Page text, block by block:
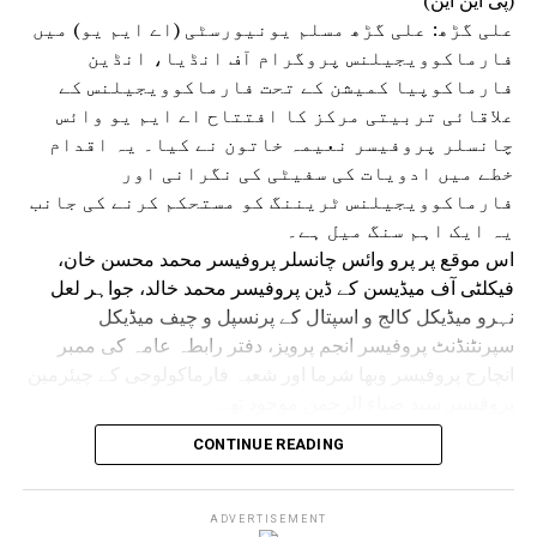
نظام کو بدعنوانی سے پاک کرے اور نوجوان نسل کو محنت،
دیانت اور کردار کے راستے پر چلنے کی توفیق عطا فرمائے۔ آمین
یا رب العالمین۔
علی گڑھ: علی گڑھ مسلم یونیورسٹی (اے ایم یو) میں
فارماکوویجیلنس پروگرام آف انڈیا، انڈین
فارماکوپیا کمیشن کے تحت فارماکوویجیلنس کے
علاقائی تربیتی مرکز کا افتتاح اے ایم یو وائس
چانسلر پروفیسر نعیمہ خاتون نے کیا۔ یہ اقدام
خطے میں ادویات کی سفیٹی کی نگرانی اور
فارماکوویجیلنس ٹریننگ کو مستحکم کرنے کی جانب
یہ ایک اہم سنگ میل ہے۔
اس موقع پر پرو وائس چانسلر پروفیسر محمد محسن خان،
فیکلٹی آف میڈیسن کے ڈین پروفیسر محمد خالد، جواہر لعل
نہرو میڈیکل کالج و اسپتال کے پرنسپل و چیف میڈیکل
سپرنٹنڈنٹ پروفیسر انجم پرویز، دفتر رابطہ عامہ کی ممبر
تقریب سے خطاب کرتے ہوئے وائس چانسلر پروفیسر نعیمہ
خاتون نے کہا کہ علاقائی تربیتی مرکز کا قیام محفوظ اور
معقول طریقے سے ادویات کے استعمال کے فروغ کے تئیں اے ایم
یو کے عزم کا مظہر ہے۔ انہوں نے کہا کہ جدید طبی نظام میں
CONTINUE READING
ADVERTISEMENT